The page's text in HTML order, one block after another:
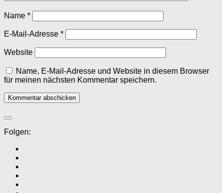
Name *
E-Mail-Adresse *
Website
Name, E-Mail-Adresse und Website in diesem Browser
für meinen nächsten Kommentar speichern.
Folgen: